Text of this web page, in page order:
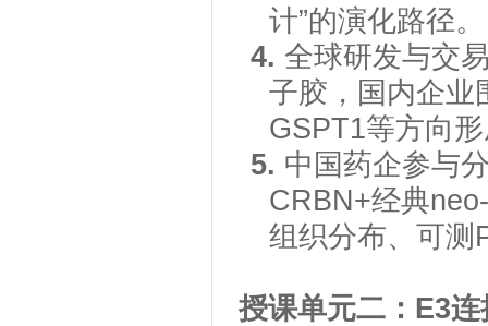
计”的演化路径。
4.全球研发与交
子胶，国内企业
GSPT1等方向
5. 中国药企参与
CRBN+经典
组织分布、可测
授课单元二： E3